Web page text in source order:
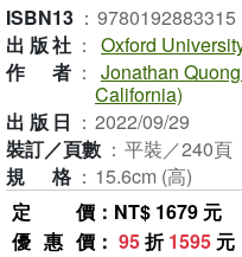
ISBN13 ： 9780192883315
出版社 ： Oxford
作者 ： Jonathan
California)
出版日 ： 2022/09/29
裝訂／頁數 ： 平裝／240頁
規格 ： 15.6cm (高)
定價 ：NT$ 1679 元
優惠價 ： 95折1595 元